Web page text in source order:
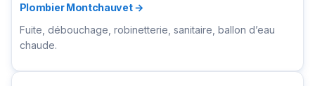
Plombier Montchauvet →
Fuite, débouchage, robinetterie, sanitaire, ballon d’eau
chaude.